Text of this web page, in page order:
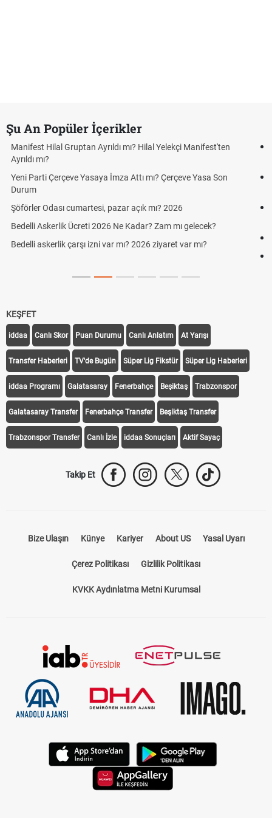
Şu An Popüler İçerikler
mı? Hilal Yelekçi Manifest'ten
Attı mı? Çerçeve Yasa Son
açık mı? 2026
Kadar? Zam mı gelecek?
2026 ziyaret var mı?
Kuyumcular cumartesi, pazar
Hafta Sonları Yıllık İzinden
Aras Kargo Cumartesi-pazar
Hazırlık Maçı ve Dostluk
Süper Lig Kaç Hafta ve
KEŞFET
iddaa Canlı Skor Puan Durumu Canlı Anlatım At Yarışı
Transfer Haberleri TV'de Bugün Süper Lig Fikstür Süper Lig Haberleri
iddaa Programı Galatasaray Fenerbahçe Beşiktaş Trabzonspor
Galatasaray Transfer Fenerbahçe Transfer Beşiktaş Transfer
Trabzonspor Transfer Canlı İzle iddaa Sonuçları Aktif Sayaç
Takip Et
Bize Ulaşın Künye Kariyer About US Yasal Uyarı
Çerez Politikası Gizlilik Politikası
KVKK Aydınlatma Metni Kurumsal